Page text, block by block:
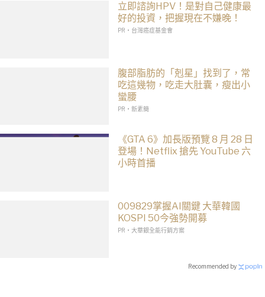
立即諮詢HPV！是對自己健康最
好的投資，把握現在不嫌晚！
PR・台灣癌症基金會
腹部脂肪的「剋星」找到了，常
吃這幾物，吃走大肚囊，瘦出小
蠻腰
PR・新素簡
《GTA 6》加長版預覽 8 月 28 日
登場！Netflix 搶先 YouTube 六
小時首播
009829掌握AI關鍵 大華韓國
KOSPI 50今強勢開募
PR・大華銀全能行銷方案
Recommended by